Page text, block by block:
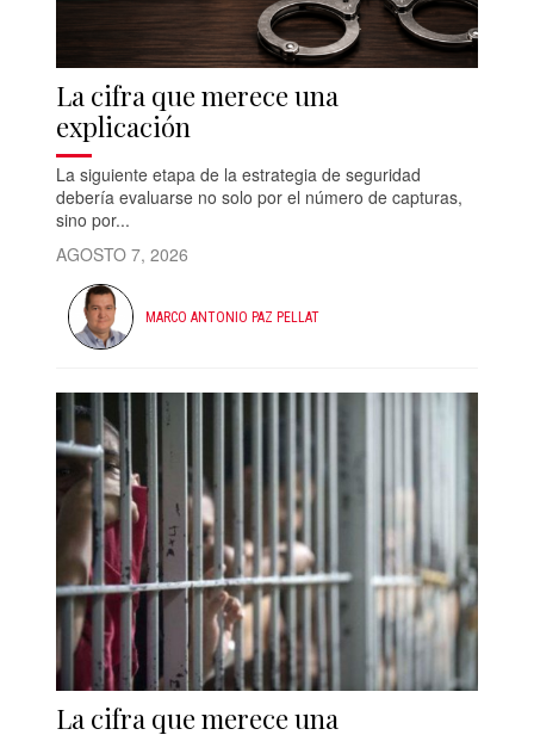
La cifra que merece una
explicación
La siguiente etapa de la estrategia de seguridad
debería evaluarse no solo por el número de capturas,
sino por...
AGOSTO 7, 2026
MARCO ANTONIO PAZ PELLAT
La cifra que merece una